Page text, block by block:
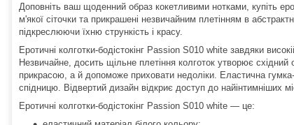
Доповніть ваш щоденний образ кокетливими нотками, купіть
м'якої сіточки та прикрашені незвичайним плетінням в
підкреслюючи їхню стрункість і красу.
Еротичні колготки-бодістокінг Passion S010 white завдяки
Незвичайне, досить щільне плетіння колготок утворює
прикрасою, а й допоможе приховати недоліки. Еластична
спідницю. Відвертий дизайн відкриє доступ до найінтимніших
Еротичні колготки-бодістокінг Passion S010 white — це: